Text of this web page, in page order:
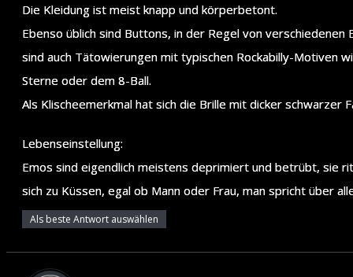
Die Kleidung ist meist knapp und körperbetont.
Ebenso üblich sind Buttons, in der Regel von
sind auch Tätowierungen mit typischen Rockabilly-Motiven
Sterne oder dem 8-Ball.
Als Klischeemerkmal hat sich die Brille mit dicker schwarzer
Lebenseinstellung:
Emos sind eigendlich meistens deprimiert und betrübt, sie
sich zu Küssen, egal ob Mann oder Frau, man spricht über
Als beste Antwort auswählen